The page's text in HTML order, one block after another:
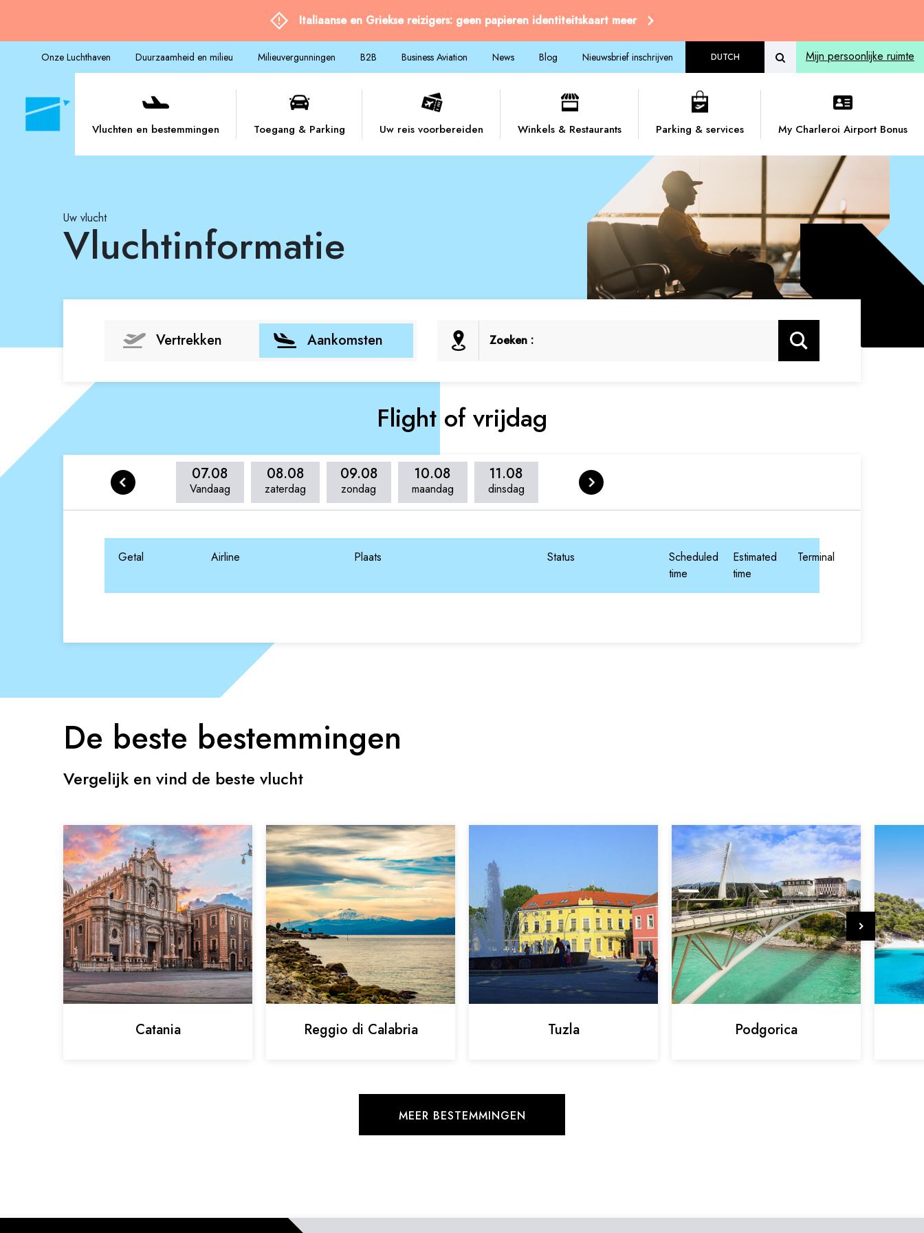
Italiaanse en Griekse reizigers: geen papieren identiteitskaart meer
Onze Luchthaven Duurzaamheid en milieu Milieuvergunningen B2B Business Aviation News Blog Nieuwsbrief inschrijven DUTCH Mijn persoonlijke ruimte
Vluchten en bestemmingen Toegang & Parking Uw reis voorbereiden Winkels & Restaurants Parking & services My Charleroi Airport Bonus
Uw vlucht
Vluchtinformatie
Vertrekken Aankomsten Zoeken : Zoeken
Flight of vrijdag
07.08
Vandaag
08.08
zaterdag
09.08
zondag
10.08
maandag
11.08
dinsdag
Getal Airline Plaats Status
Scheduled
time
Estimated
time
Terminal
De beste bestemmingen
Vergelijk en vind de beste vlucht
Catania Reggio di Calabria Tuzla Podgorica
MEER BESTEMMINGEN